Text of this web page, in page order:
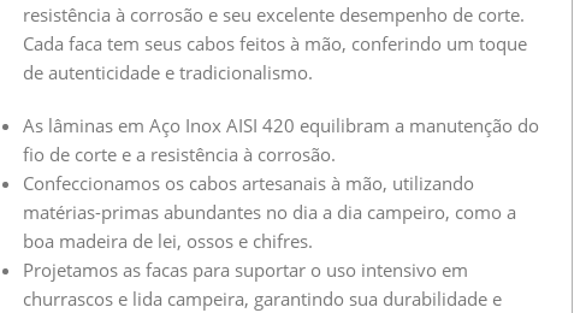
resistência à corrosão e seu excelente desempenho de corte.
Cada faca tem seus cabos feitos à mão, conferindo um toque
de autenticidade e tradicionalismo.
As lâminas em Aço Inox AISI 420 equilibram a manutenção do
fio de corte e a resistência à corrosão.
Confeccionamos os cabos artesanais à mão, utilizando
matérias-primas abundantes no dia a dia campeiro, como a
boa madeira de lei, ossos e chifres.
Projetamos as facas para suportar o uso intensivo em
churrascos e lida campeira, garantindo sua durabilidade e